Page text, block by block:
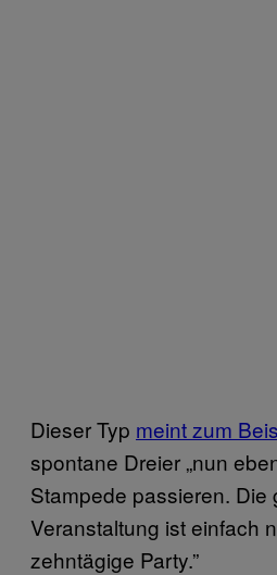
Dieser Typ meint zum
spontane Dreier „nun
Stampede passieren. Die
Veranstaltung ist einfach
zehntägige Party.”